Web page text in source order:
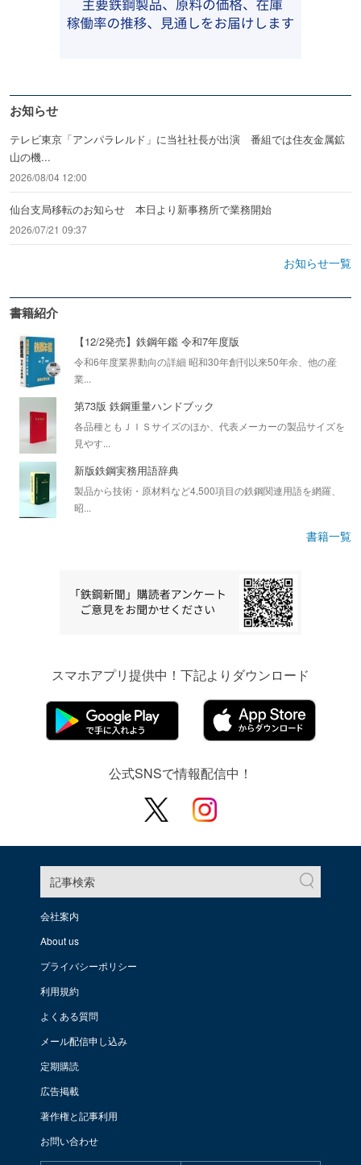
お知らせ
テレビ東京「アンパラレルド」に当社社長が出演 番組では住友金属鉱
山の機...
2026/08/04 12:00
仙台支局移転のお知らせ 本日より新事務所で業務開始
2026/07/21 09:37
お知らせ一覧
書籍紹介
【12/2発売】鉄鋼年鑑 令和7年度版
令和6年度業界動向の詳細 昭和30年創刊以来50年余、他の産
業...
第73版 鉄鋼重量ハンドブック
各品種ともＪＩＳサイズのほか、代表メーカーの製品サイズを
見やす...
新版鉄鋼実務用語辞典
製品から技術・原材料など4,500項目の鉄鋼関連用語を網羅、
昭...
書籍一覧
スマホアプリ提供中！下記よりダウンロード
公式SNSで情報配信中！
記事検索
会社案内
About us
プライバシーポリシー
利用規約
よくある質問
メール配信申し込み
定期購読
広告掲載
著作権と記事利用
お問い合わせ